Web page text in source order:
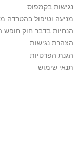
נגישות בקמפוס
מניעה וטיפול בהטרדה
הנחיות בדבר חוק חופש
הצהרת נגישות
הגנת הפרטיות
תנאי שימוש